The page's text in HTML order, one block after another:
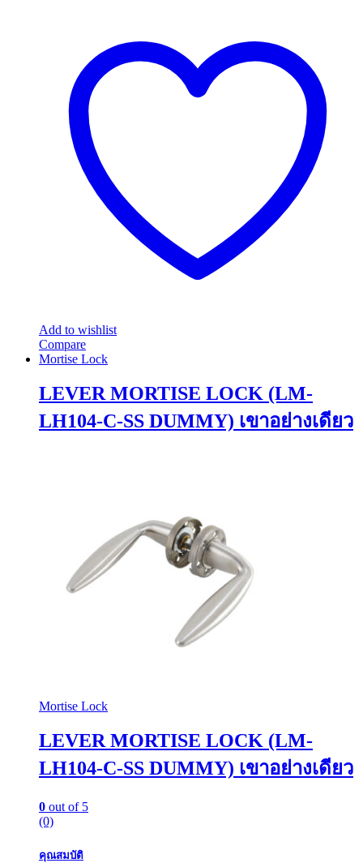
options
chosen
Add to wishlist
Compare
Mortise Lock
LEVER MORTISE LOCK (LM-
LH104-C-SS DUMMY) เขาอย่างเดียว
Mortise Lock
LEVER MORTISE LOCK (LM-
LH104-C-SS DUMMY) เขาอย่างเดียว
0 out of 5
(0)
คุณสมบัติ